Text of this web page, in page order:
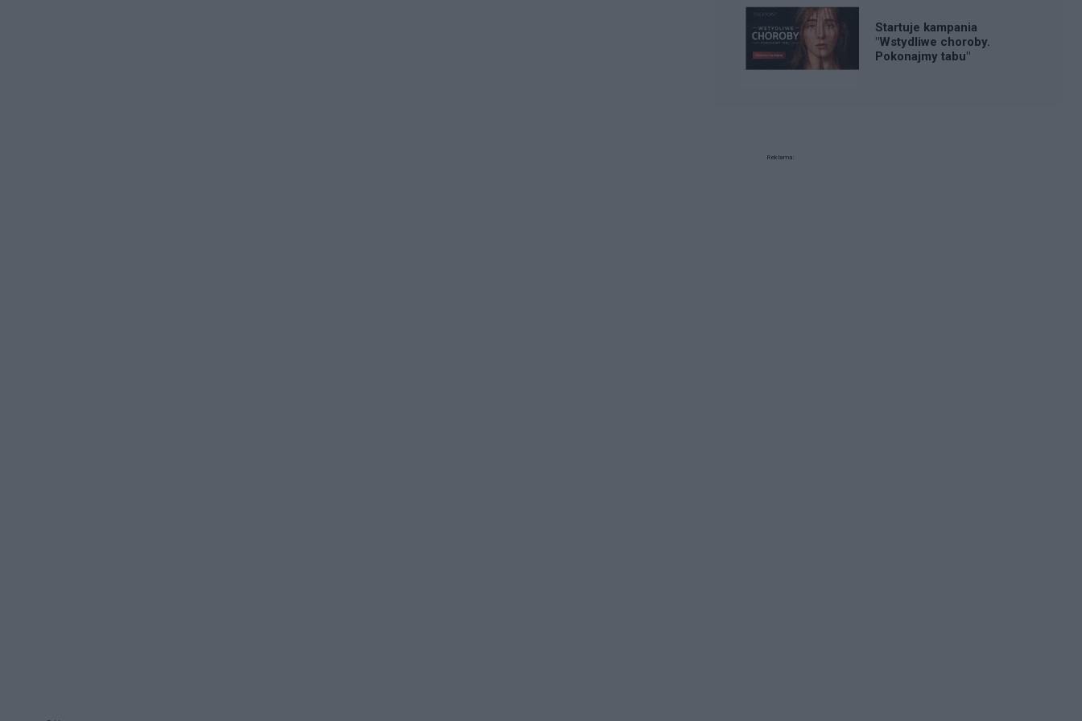
Startuje kampania
"Wstydliwe choroby.
Pokonajmy tabu"
Reklama: